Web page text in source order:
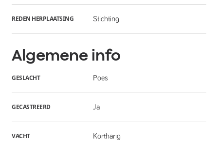
REDEN HERPLAATSING Stichting
Algemene info
GESLACHT Poes
GECASTREERD Ja
VACHT Kortharig